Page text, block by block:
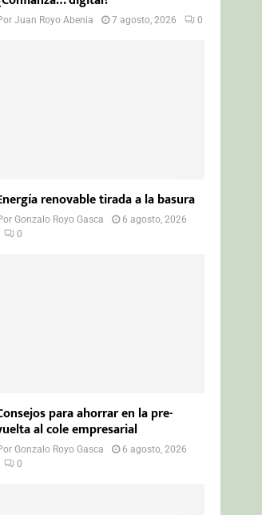
Juan Royo Abenia 7 agosto, 2026 0
renovable tirada a la basura
Gonzalo Royo Gasca
6 agosto, 2026
0
para ahorrar en la pre-
al cole empresarial
Gonzalo Royo Gasca
6 agosto, 2026
0